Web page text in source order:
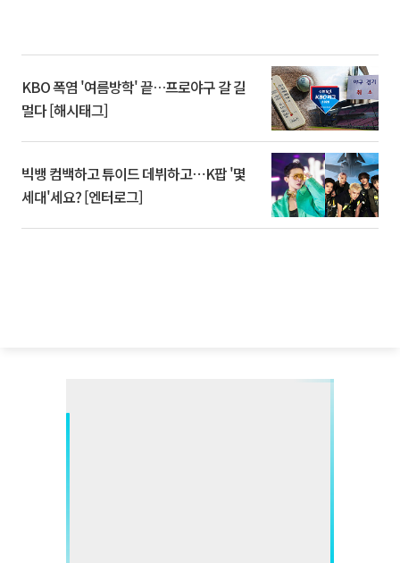
KBO 폭염 '여름방학' 끝…프로야구 갈 길
멀다 [해시태그]
빅뱅 컴백하고 튜이드 데뷔하고⋯K팝 '몇
세대'세요? [엔터로그]